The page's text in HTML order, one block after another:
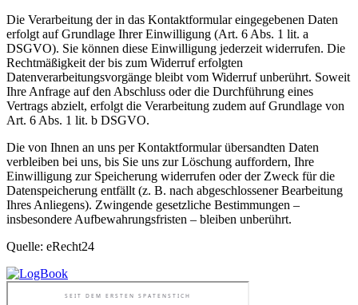
Die Verarbeitung der in das Kontaktformular eingegebenen Daten
erfolgt auf Grundlage Ihrer Einwilligung (Art. 6 Abs. 1 lit. a
DSGVO). Sie können diese Einwilligung jederzeit widerrufen. Die
Rechtmäßigkeit der bis zum Widerruf erfolgten
Datenverarbeitungsvorgänge bleibt vom Widerruf unberührt. Soweit
Ihre Anfrage auf den Abschluss oder die Durchführung eines
Vertrags abzielt, erfolgt die Verarbeitung zudem auf Grundlage von
Art. 6 Abs. 1 lit. b DSGVO.
Die von Ihnen an uns per Kontaktformular übersandten Daten
verbleiben bei uns, bis Sie uns zur Löschung auffordern, Ihre
Einwilligung zur Speicherung widerrufen oder der Zweck für die
Datenspeicherung entfällt (z. B. nach abgeschlossener Bearbeitung
Ihres Anliegens). Zwingende gesetzliche Bestimmungen –
insbesondere Aufbewahrungsfristen – bleiben unberührt.
Quelle: eRecht24